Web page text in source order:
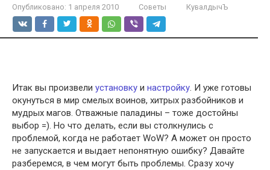
Опубликовано: 1 апреля 2010 Советы КувалдычЪ
Итак вы произвели установку и настройку. И уже готовы
окунуться в мир смелых воинов, хитрых разбойников и
мудрых магов. Отважные паладины – тоже достойны
выбор =). Но что делать, если вы столкнулись с
проблемой, когда не работает WoW? А может он просто
не запускается и выдает непонятную ошибку? Давайте
разберемся, в чем могут быть проблемы. Сразу хочу